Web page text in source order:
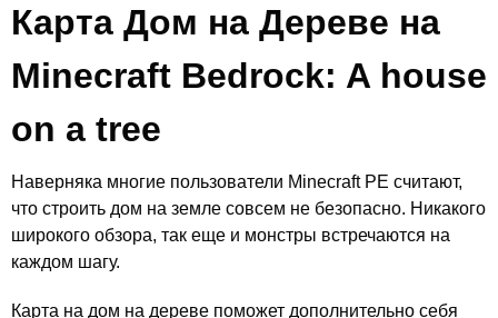
Карта Дом на Дереве на
Minecraft Bedrock: A house
on a tree
Наверняка многие пользователи Minecraft PE считают,
что строить дом на земле совсем не безопасно. Никакого
широкого обзора, так еще и монстры встречаются на
каждом шагу.
Карта на дом на дереве поможет дополнительно себя